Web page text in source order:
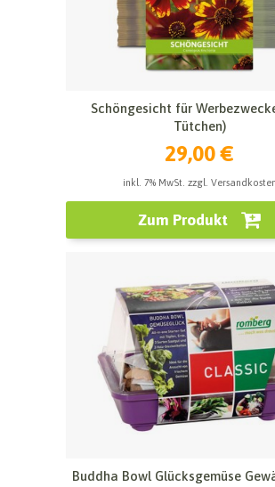
Schöngesicht für
Tütchen)
29,00 €
inkl. 7% MwSt. zzgl. Versandkosten
Zum Produkt
Buddha Bowl Glücksgemüse